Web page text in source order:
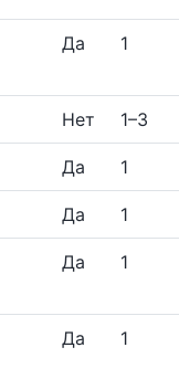
Да 1
Нет 1–3
Да 1
Да 1
Да 1
Да 1